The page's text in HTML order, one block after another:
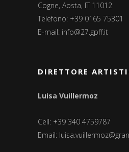
Cogne, Aosta, IT 11012
Telefono: +39 0165 75301
E-mail: info@27.gpff.it
DIRETTORE
Luisa Vuillermoz
Cell: +39 340 4759787
Email: